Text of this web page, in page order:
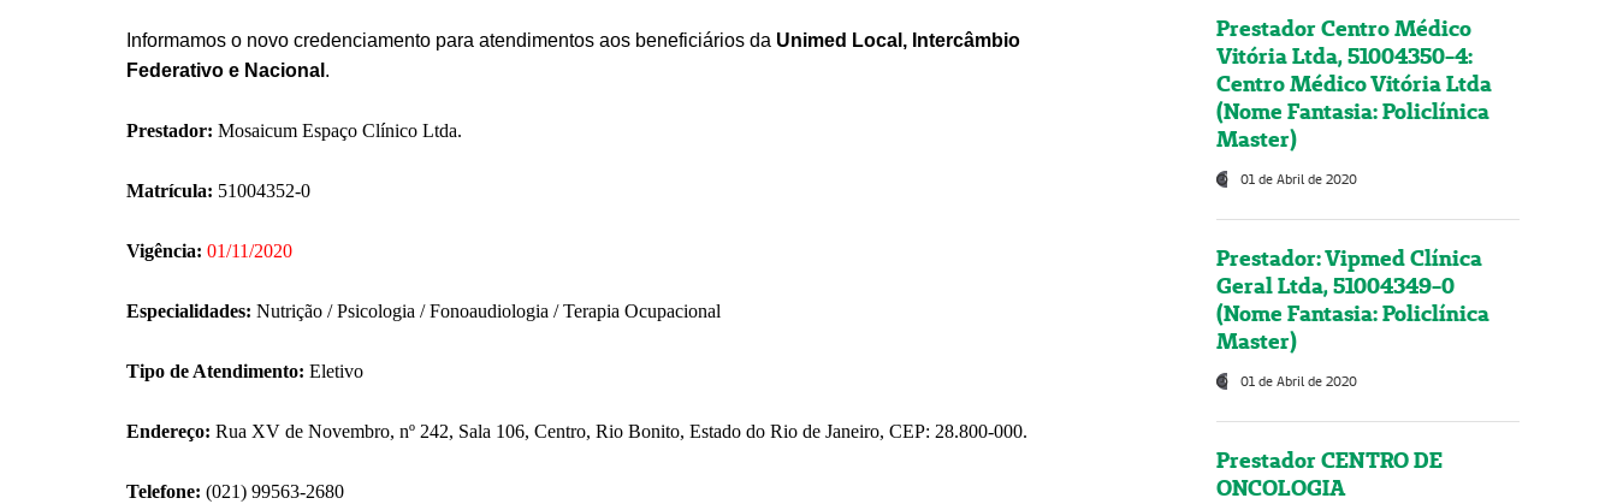
Informamos o novo credenciamento para atendimentos aos beneficiários da Unimed Local, Intercâmbio
Federativo e Nacional .
Prestador: Mosaicum Espaço Clínico Ltda.
Matrícula: 51004352-0
Vigência: 01/11/2020
Especialidades: Nutrição / Psicologia / Fonoaudiologia / Terapia Ocupacional
Tipo de Atendimento: Eletivo
Endereço: Rua XV de Novembro, nº 242, Sala 106, Centro, Rio Bonito, Estado do Rio de Janeiro, CEP: 28.800-000.
Telefone: (021) 99563-2680
Prestador Centro Médico
Vitória Ltda, 51004350-4:
Centro Médico Vitória Ltda
(Nome Fantasia: Policlínica
Master)
01 de Abril de 2020
Prestador: Vipmed Clínica
Geral Ltda, 51004349-0
(Nome Fantasia: Policlínica
Master)
01 de Abril de 2020
Prestador CENTRO DE
ONCOLOGIA